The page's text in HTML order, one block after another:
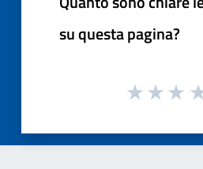
su questa pagina?